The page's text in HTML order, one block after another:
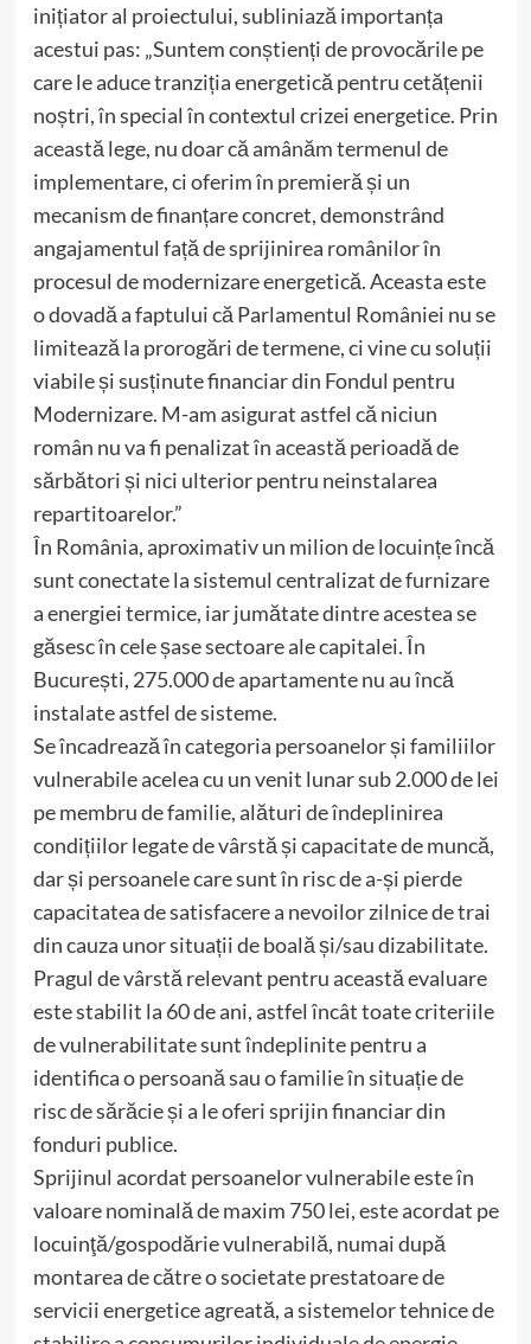
inițiator al proiectului, subliniază importanța
acestui pas: „Suntem conștienți de provocările pe
care le aduce tranziția energetică pentru cetățenii
noștri, în special în contextul crizei energetice. Prin
această lege, nu doar că amânăm termenul de
implementare, ci oferim în premieră și un
mecanism de finanțare concret, demonstrând
angajamentul față de sprijinirea românilor în
procesul de modernizare energetică. Aceasta este
o dovadă a faptului că Parlamentul României nu se
limitează la prorogări de termene, ci vine cu soluții
viabile și susținute financiar din Fondul pentru
Modernizare. M-am asigurat astfel că niciun
român nu va fi penalizat în această perioadă de
sărbători și nici ulterior pentru neinstalarea
repartitoarelor.”
În România, aproximativ un milion de locuințe încă
sunt conectate la sistemul centralizat de furnizare
a energiei termice, iar jumătate dintre acestea se
găsesc în cele șase sectoare ale capitalei. În
București, 275.000 de apartamente nu au încă
instalate astfel de sisteme.
Se încadrează în categoria persoanelor și familiilor
vulnerabile acelea cu un venit lunar sub 2.000 de lei
pe membru de familie, alături de îndeplinirea
condițiilor legate de vârstă și capacitate de muncă,
dar și persoanele care sunt în risc de a-și pierde
capacitatea de satisfacere a nevoilor zilnice de trai
din cauza unor situații de boală și/sau dizabilitate.
Pragul de vârstă relevant pentru această evaluare
este stabilit la 60 de ani, astfel încât toate criteriile
de vulnerabilitate sunt îndeplinite pentru a
identifica o persoană sau o familie în situație de
risc de sărăcie și a le oferi sprijin financiar din
fonduri publice.
Sprijinul acordat persoanelor vulnerabile este în
valoare nominală de maxim 750 lei, este acordat pe
locuinţă/gospodărie vulnerabilă, numai după
montarea de către o societate prestatoare de
servicii energetice agreată, a sistemelor tehnice de